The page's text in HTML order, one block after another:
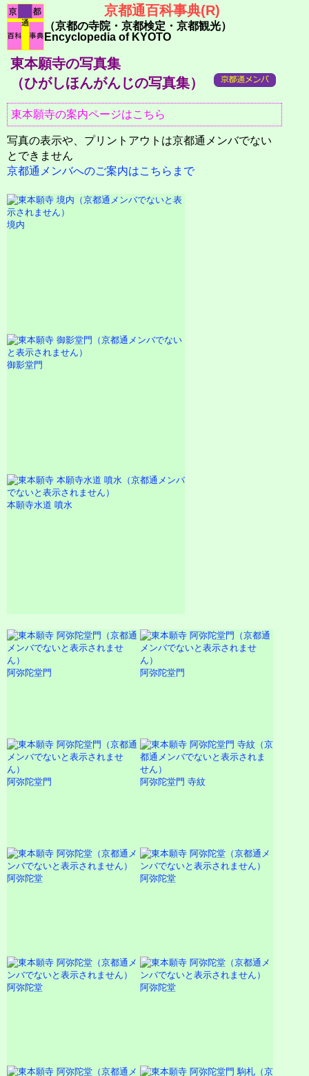
京都通百科事典(R)
（京都の寺院・京都検定・京都観光）
Encyclopedia of KYOTO
東本願寺の写真集
（ひがしほんがんじの写真集）
東本願寺の案内ページはこちら
写真の表示や、プリントアウトは京都通メンバでない
とできません
京都通メンバへのご案内はこちらまで
境内
御影堂門
本願寺水道 噴水
阿弥陀堂門 阿弥陀堂門
阿弥陀堂門 阿弥陀堂門 寺紋
阿弥陀堂 阿弥陀堂
阿弥陀堂 阿弥陀堂